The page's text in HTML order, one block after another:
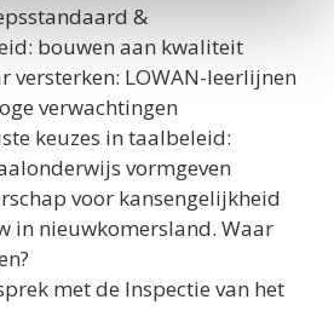
&
bouwen aan kwaliteit
versterken: LOWAN-leerlijnen
verwachtingen
keuzes in taalbeleid:
vormgeven
voor kansengelijkheid
in nieuwkomersland. Waar
met de Inspectie van het